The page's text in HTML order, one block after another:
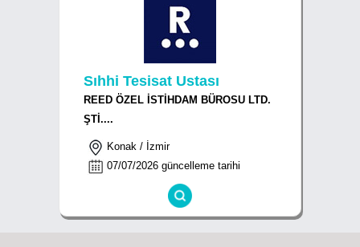
Sıhhi Tesisat Ustası
REED ÖZEL İSTİHDAM BÜROSU LTD.
ŞTİ....
Konak / İzmir
07/07/2026 güncelleme tarihi